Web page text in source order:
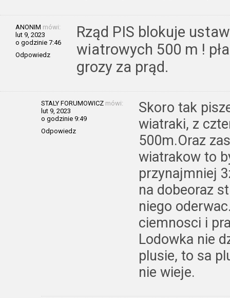
ANONIM mówi:
lut 9, 2023
o godzinie 7:46
Odpowiedz
Rząd PIS blokuje
wiatrowych 500 m !
grozy za prąd.
STALY FORUMOWICZ mówi:
lut 9, 2023
o godzinie 9:49
Odpowiedz
Skoro tak
wiatraki, z
500m.Oraz
wiatrakow to
przynajmniej
na dobeoraz
niego
ciemnosci i
Lodowka nie
plusie, to sa
nie wieje.